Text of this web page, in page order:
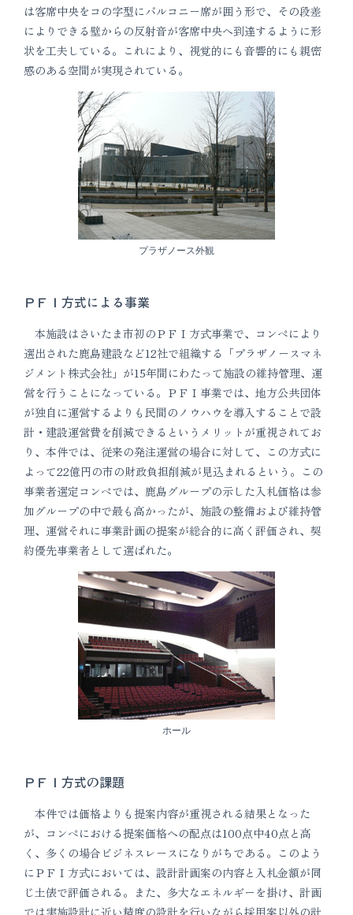
は客席中央をコの字型にバルコニー席が囲う形で、その段差
によりできる壁からの反射音が客席中央へ到達するように形
状を工夫している。これにより、視覚的にも音響的にも親密
感のある空間が実現されている。
プラザノース外観
ＰＦＩ方式による事業
本施設はさいたま市初のＰＦＩ方式事業で、コンペにより
選出された鹿島建設など12社で組織する「プラザノースマネ
ジメント株式会社」が15年間にわたって施設の維持管理、運
営を行うことになっている。ＰＦＩ事業では、地方公共団体
が独自に運営するよりも民間のノウハウを導入することで設
計・建設運営費を削減できるというメリットが重視されてお
り、本件では、従来の発注運営の場合に対して、この方式に
よって22億円の市の財政負担削減が見込まれるという。この
事業者選定コンペでは、鹿島グループの示した入札価格は参
加グループの中で最も高かったが、施設の整備および維持管
理、運営それに事業計画の提案が総合的に高く評価され、契
約優先事業者として選ばれた。
ホール
ＰＦＩ方式の課題
本件では価格よりも提案内容が重視される結果となった
が、コンペにおける提案価格への配点は100点中40点と高
く、多くの場合ビジネスレースになりがちである。このよう
にＰＦＩ方式においては、設計計画案の内容と入札金額が同
じ土俵で評価される。また、多大なエネルギーを掛け、計画
では実施設計に近い精度の設計を行いながら採用案以外の計